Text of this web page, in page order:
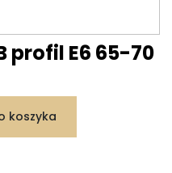
profil E6 65-70
koszyka